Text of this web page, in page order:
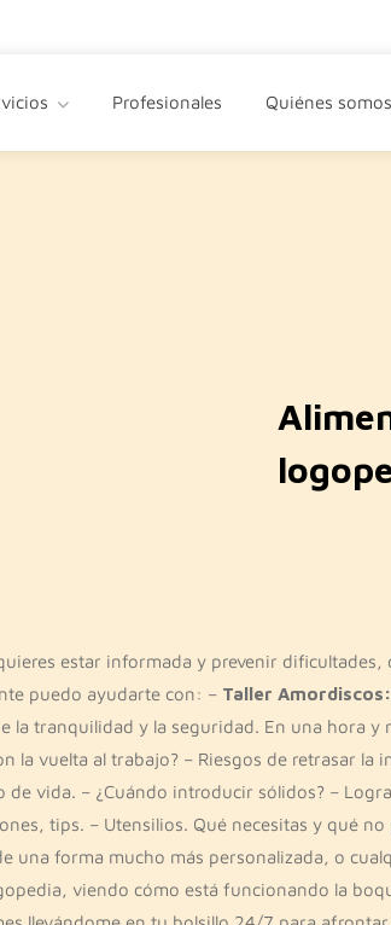
Profesionales Quiénes somos
estar informada y prevenir
puedo ayudarte con: – Taller Amordiscos:
la tranquilidad y la seguridad. En una hora
la vuelta al trabajo? – Riesgos de retrasar
vida. – ¿Cuándo introducir sólidos? –
tips. – Utensilios. Qué necesitas y qué
una forma mucho más personalizada, o
viendo cómo está funcionando la